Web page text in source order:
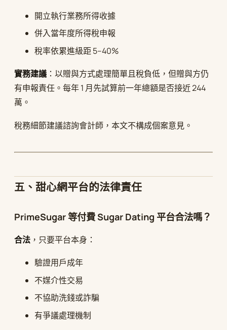
開立執行業務所得收據
併入當年度所得稅申報
稅率依累進級距 5–40%
實務建議 ：以贈與方式處理簡單且稅負低，但贈與方仍
有申報責任。每年 1 月先試算前一年總額是否接近 244
萬。
稅務細節建議諮詢會計師，本文不構成個案意見。
五、甜心網平台的法律責任
PrimeSugar 等付費 Sugar Dating 平台合法嗎？
合法 ，只要平台本身：
驗證用戶成年
不媒介性交易
不協助洗錢或詐騙
有爭議處理機制